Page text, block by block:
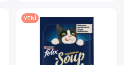
YENI